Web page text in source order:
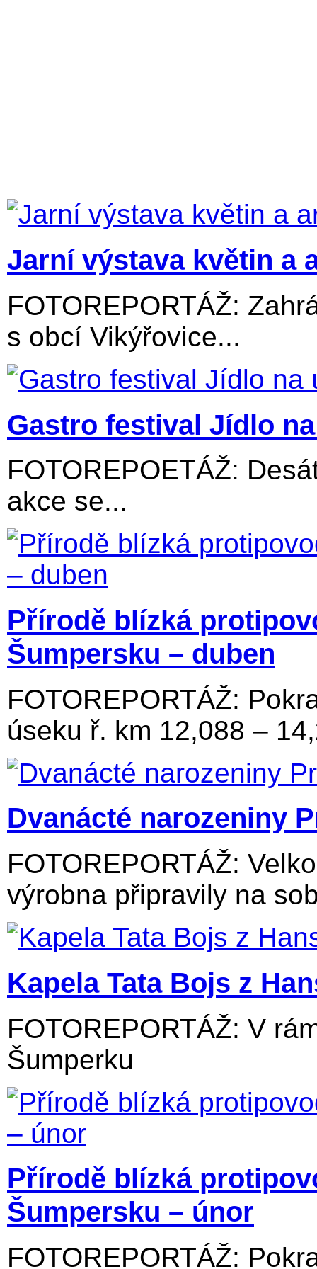
Jarní výstava květin a
FOTOREPORTÁŽ:
s obcí Vikýřovice...
Gastro festival Jídlo
FOTOREPOETÁŽ:
akce se...
Přírodě blízká
Šumpersku – duben
FOTOREPORTÁŽ:
úseku ř. km 12,088 –
Dvanácté narozeniny
FOTOREPORTÁŽ:
výrobna připravily na
Kapela Tata Bojs z
FOTOREPORTÁŽ: V
Šumperku
Přírodě blízká
Šumpersku – únor
FOTOREPORTÁŽ: